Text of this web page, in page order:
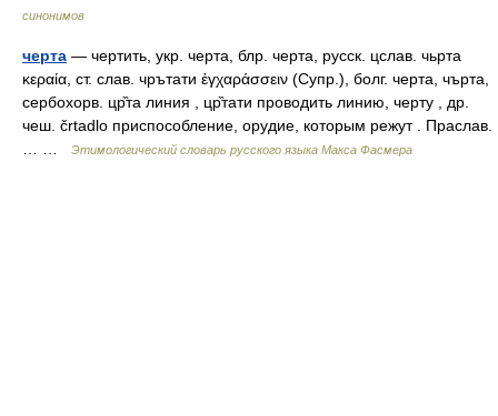
синонимов
черта — чертить, укр. черта, блр. черта, русск. цслав. чьрта
κεραία, ст. слав. чрътати ἐγχαράσσειν (Супр.), болг. черта, чърта,
сербохорв. цр̏та линия , цр̏тати проводить линию, черту , др.
чеш. črtadlo приспособление, орудие, которым режут . Праслав.
Этимологический словарь русского языка Макса Фасмера